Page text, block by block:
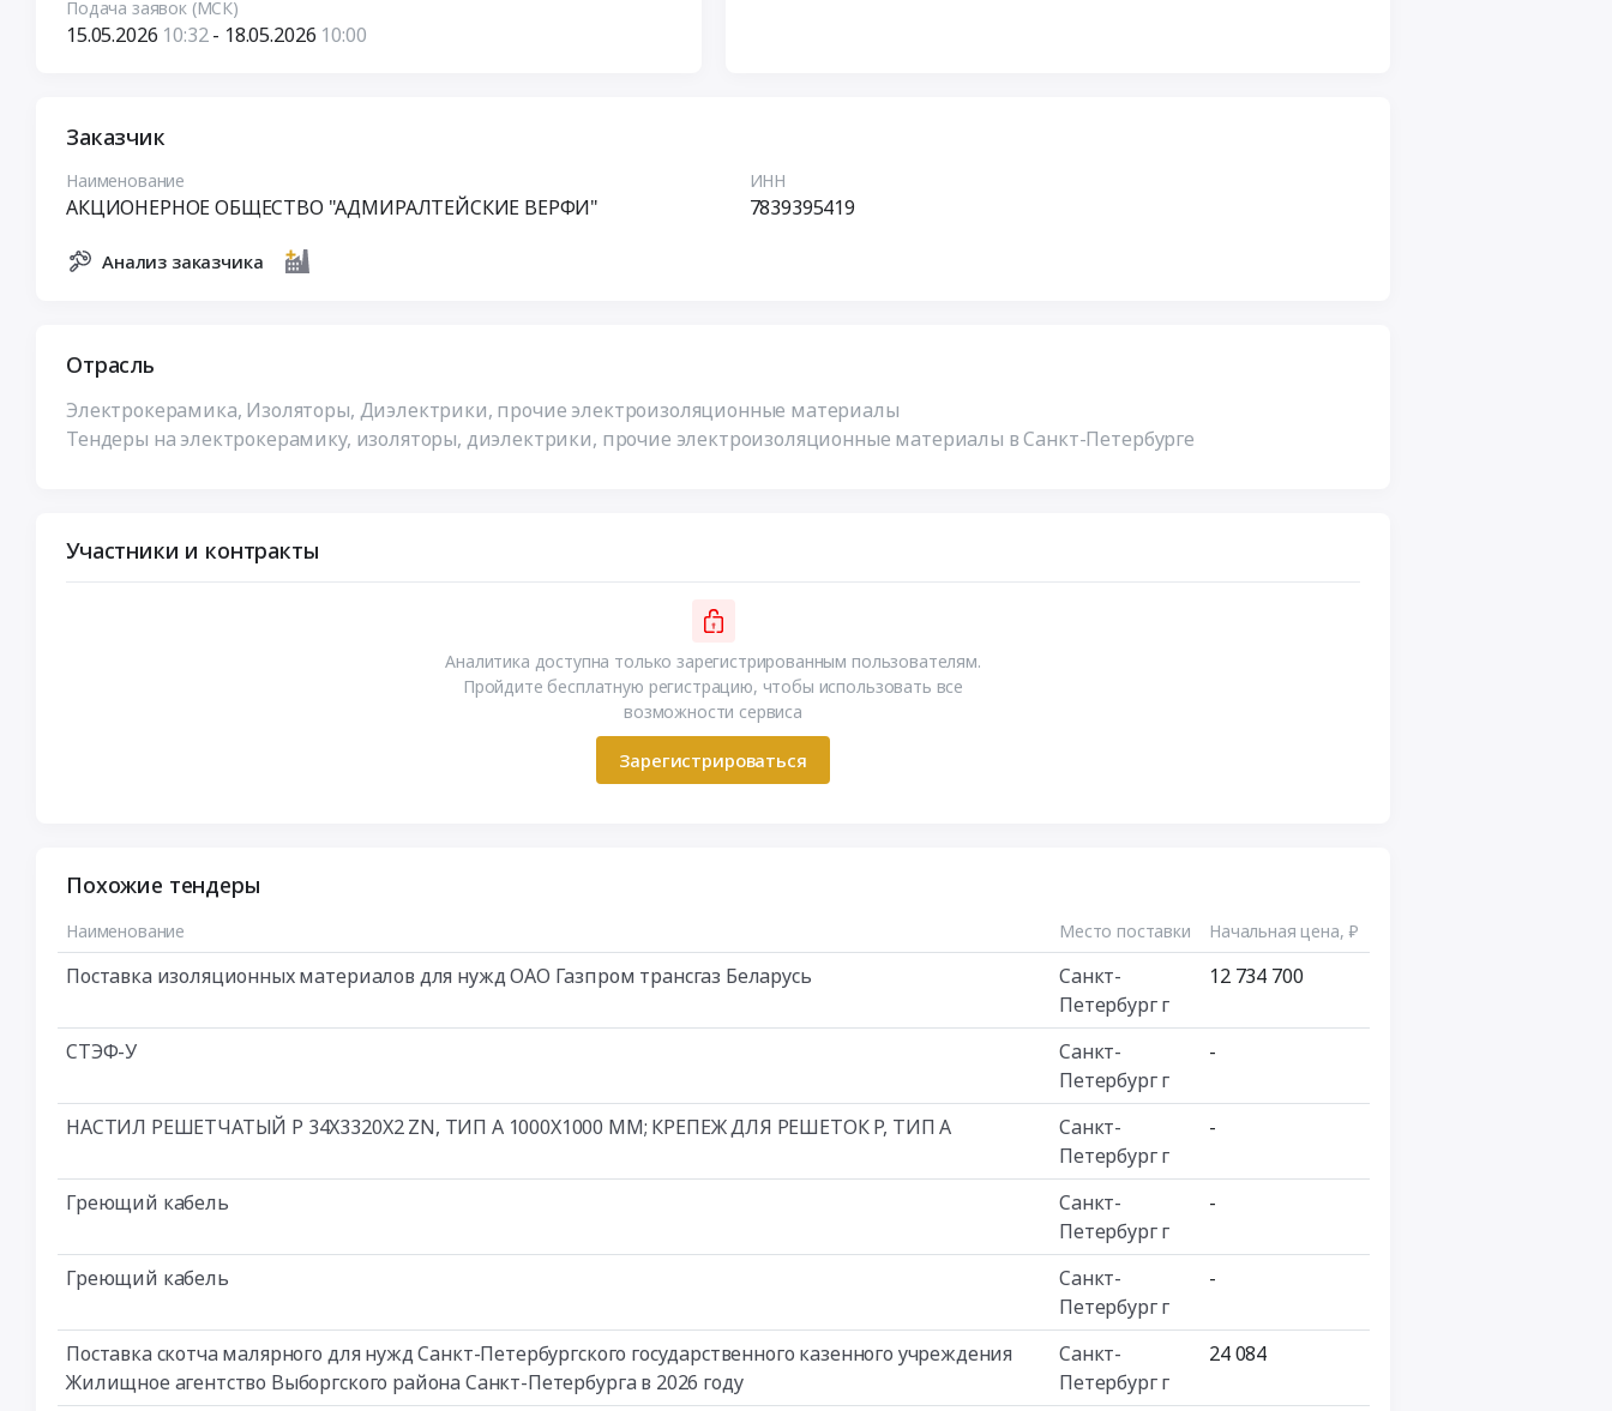
Подача заявок (МСК)
15.05.2026 10:32- 18.05.2026 10:00
Заказчик
Наименование
АКЦИОНЕРНОЕ ОБЩЕСТВО "АДМИРАЛТЕЙСКИЕ ВЕРФИ"
Анализ заказчика
ИНН
7839395419
Отрасль
Электрокерамика, Изоляторы, Диэлектрики, прочие электроизоляционные материалы
Тендеры на электрокерамику, изоляторы, диэлектрики, прочие электроизоляционные материалы в Санкт-Петербурге
Участники и контракты
Аналитика доступна только зарегистрированным пользователям.
Пройдите бесплатную регистрацию, чтобы использовать все
возможности сервиса
Зарегистрироваться
Похожие тендеры
Наименование Место поставки Начальная цена, ₽
Поставка изоляционных материалов для нужд ОАО Газпром трансгаз Беларусь
Санкт-
Петербург г
12 734 700
СТЭФ-У
Санкт-
Петербург г
-
НАСТИЛ РЕШЕТЧАТЫЙ Р 34Х3320Х2 ZN, ТИП А 1000Х1000 ММ; КРЕПЕЖ ДЛЯ РЕШЕТОК Р, ТИП А
Санкт-
Петербург г
-
Греющий кабель
Санкт-
Петербург г
-
Греющий кабель
Санкт-
Петербург г
-
Поставка скотча малярного для нужд Санкт-Петербургского государственного казенного учреждения
Жилищное агентство Выборгского района Санкт-Петербурга в 2026 году
Санкт-
Петербург г
24 084